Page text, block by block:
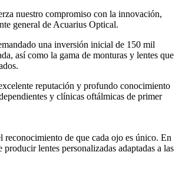
nuestro compromiso con la innovación,
general de Acuarius Optical.
una inversión inicial de 150 mil
así como la gama de monturas y lentes que
reputación y profundo conocimiento
y clínicas oftálmicas de primer
de que cada ojo es único. En
lentes personalizadas adaptadas a las